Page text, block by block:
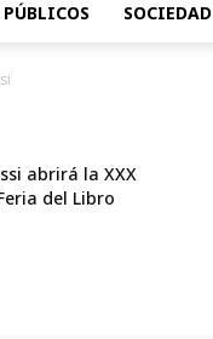
SOCIEDAD
abrirá la XXX
del Libro